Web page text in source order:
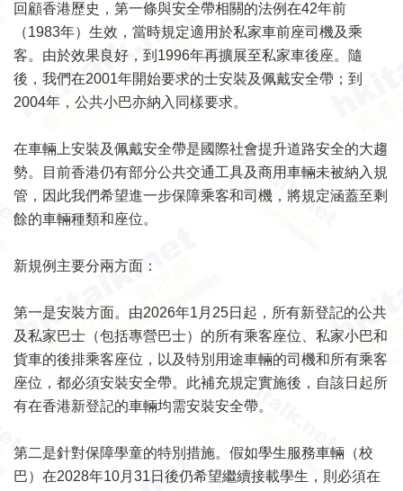
回顧香港歷史，第一條與安全帶相關的法例在42年前
（1983年）生效，當時規定適用於私家車前座司機及乘
客。由於效果良好，到1996年再擴展至私家車後座。隨
後，我們在2001年開始要求的士安裝及佩戴安全帶；到
2004年，公共小巴亦納入同樣要求。
在車輛上安裝及佩戴安全帶是國際社會提升道路安全的大趨
勢。目前香港仍有部分公共交通工具及商用車輛未被納入規
管，因此我們希望進一步保障乘客和司機，將規定涵蓋至剩
餘的車輛種類和座位。
新規例主要分兩方面：
第一是安裝方面。由2026年1月25日起，所有新登記的公共
及私家巴士（包括專營巴士）的所有乘客座位、私家小巴和
貨車的後排乘客座位，以及特別用途車輛的司機和所有乘客
座位，都必須安裝安全帶。此補充規定實施後，自該日起所
有在香港新登記的車輛均需安裝安全帶。
第二是針對保障學童的特別措施。假如學生服務車輛（校
巴）在2028年10月31日後仍希望繼續接載學生，則必須在